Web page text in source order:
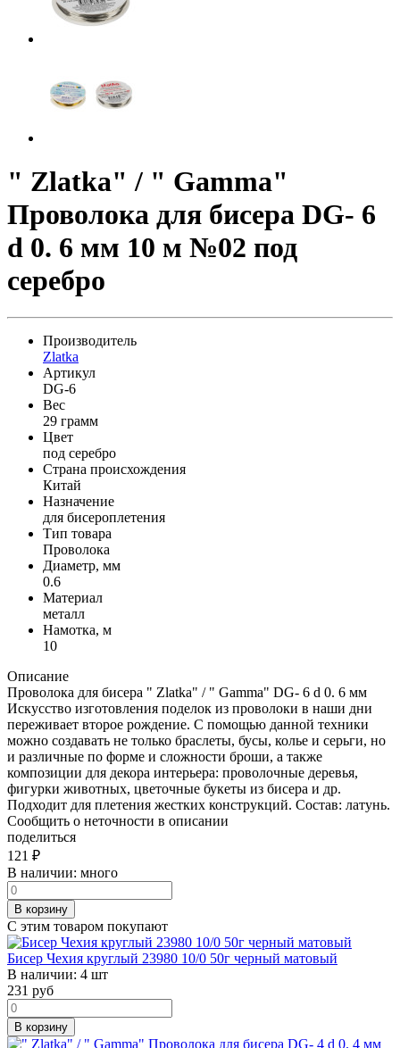
" Zlatka" / " Gamma"
Проволока для бисера DG- 6
d 0. 6 мм 10 м №02 под
серебро
Производитель
Zlatka
Артикул
DG-6
Вес
29 грамм
Цвет
под серебро
Страна происхождения
Китай
Назначение
для бисероплетения
Тип товара
Проволока
Диаметр, мм
0.6
Материал
металл
Намотка, м
10
Описание
Проволока для бисера " Zlatka" / " Gamma" DG- 6 d 0. 6 мм
Искусство изготовления поделок из проволоки в наши дни
переживает второе рождение. С помощью данной техники
можно создавать не только браслеты, бусы, колье и серьги, но
и различные по форме и сложности броши, а также
композиции для декора интерьера: проволочные деревья,
фигурки животных, цветочные букеты из бисера и др.
Подходит для плетения жестких конструкций. Состав: латунь.
Сообщить о неточности в описании
поделиться
121 ₽
В наличии: много
В корзину
С этим товаром покупают
Бисер Чехия круглый 23980 10/0 50г черный матовый
В наличии: 4 шт
231 руб
В корзину